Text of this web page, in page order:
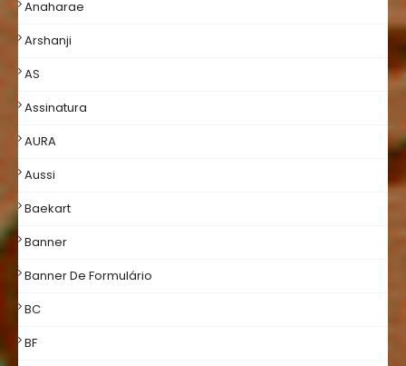
Anaharae
Arshanji
AS
Assinatura
AURA
Aussi
Baekart
Banner
Banner De Formulário
BC
BF